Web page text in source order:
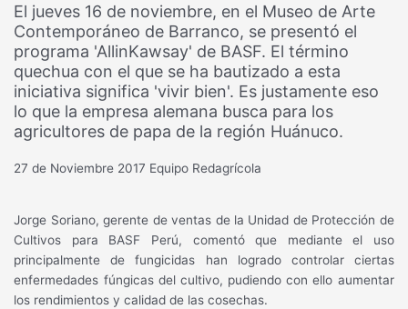
El jueves 16 de noviembre, en el Museo de Arte
Contemporáneo de Barranco, se presentó el
programa 'AllinKawsay' de BASF. El término
quechua con el que se ha bautizado a esta
iniciativa significa 'vivir bien'. Es justamente eso
lo que la empresa alemana busca para los
agricultores de papa de la región Huánuco.
27 de Noviembre 2017 Equipo Redagrícola
Jorge Soriano, gerente de ventas de la Unidad de Protección de
Cultivos para BASF Perú, comentó que mediante el uso
principalmente de fungicidas han logrado controlar ciertas
enfermedades fúngicas del cultivo, pudiendo con ello aumentar
los rendimientos y calidad de las cosechas.